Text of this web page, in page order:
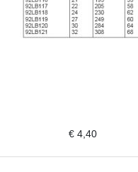
€ 4,40